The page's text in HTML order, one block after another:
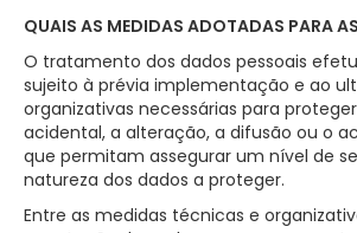
QUAIS AS MEDIDAS ADOTADAS PARA
O tratamento dos dados pessoais
sujeito à prévia implementação e ao
organizativas necessárias para
acidental, a alteração, a difusão ou o
que permitam assegurar um nível de
natureza dos dados a proteger.
Entre as medidas técnicas e